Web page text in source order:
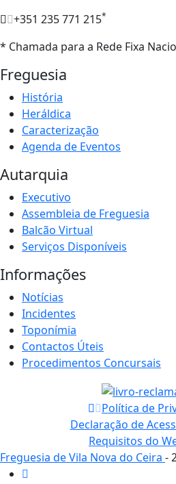
+351 235 771 215*
* Chamada para a Rede Fixa
Freguesia
História
Heráldica
Caracterização
Agenda de Eventos
Autarquia
Executivo
Assembleia de Freguesia
Balcão Virtual
Serviços Disponíveis
Informações
Notícias
Incidentes
Toponímia
Contactos Úteis
Procedimentos Concursais
Política de
Declaração de
Requisitos do
Freguesia de Vila Nova do Ceira -